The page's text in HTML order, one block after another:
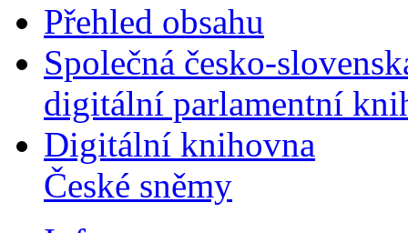
Přehled obsahu
Společná česko-
digitální parlamentní
Digitální knihovna
České sněmy